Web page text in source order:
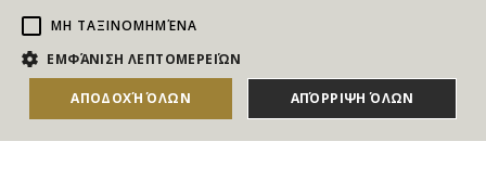
ΑΓΟΡΑΣΕ ΤΟ
NEWSLETTER
Για να ενημερώνεστε άμεσα για τους Διαγωνισμούς, τα
Δώρα, τις Νέες Προσφορές & τις Νέες Δωροεπιταγές
ΜΗ ΤΑΞΙΝΟΜΗΜΈΝΑ
ΕΜΦΆΝΙΣΗ ΛΕΠΤΟΜΕΡΕΙΏΝ
ΑΠΟΔΟΧΉ ΌΛΩΝ ΑΠΌΡΡΙΨΗ ΌΛΩΝ